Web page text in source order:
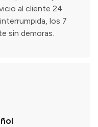
al cliente 24
los 7
sin demoras.